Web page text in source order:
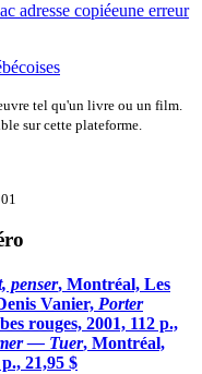
adresse copiéeune erreur
tel qu'un livre ou un film.
sur cette plateforme.
penser, Montréal, Les
Vanier, Porter
rouges, 2001, 112 p.,
— Tuer, Montréal,
21,95 $